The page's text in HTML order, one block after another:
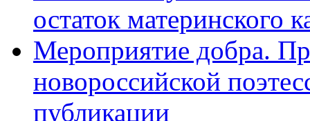
остаток материнского
Мероприятие добра.
новороссийской
публикации